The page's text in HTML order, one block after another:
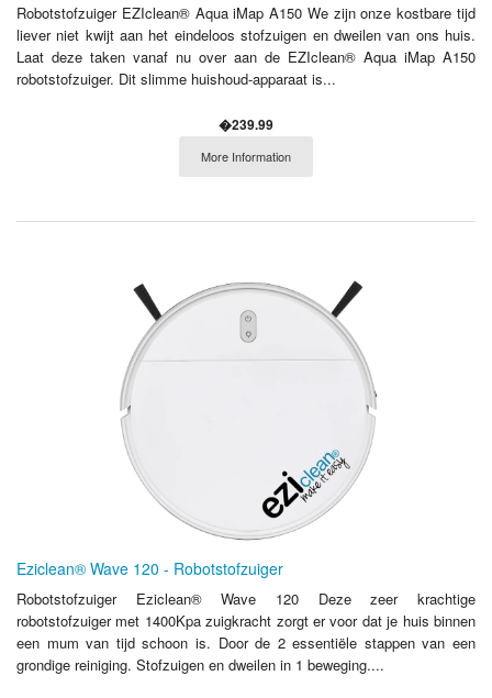
Robotstofzuiger EZIclean® Aqua iMap A150 We zijn onze kostbare tijd
liever niet kwijt aan het eindeloos stofzuigen en dweilen van ons huis.
Laat deze taken vanaf nu over aan de EZIclean® Aqua iMap A150
robotstofzuiger. Dit slimme huishoud-apparaat is...
�239.99
More Information
Eziclean® Wave 120 - Robotstofzuiger
Robotstofzuiger Eziclean® Wave 120 Deze zeer krachtige
robotstofzuiger met 1400Kpa zuigkracht zorgt er voor dat je huis binnen
een mum van tijd schoon is. Door de 2 essentiële stappen van een
grondige reiniging. Stofzuigen en dweilen in 1 beweging....